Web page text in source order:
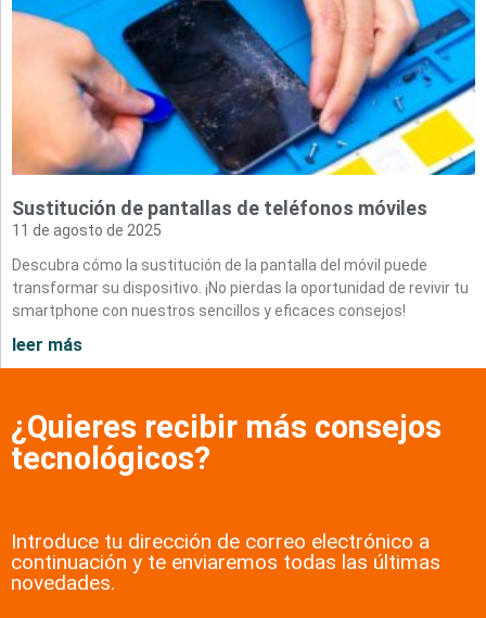
Sustitución de pantallas de teléfonos móviles
11 de agosto de 2025
Descubra cómo la sustitución de la pantalla del móvil puede
transformar su dispositivo. ¡No pierdas la oportunidad de revivir tu
smartphone con nuestros sencillos y eficaces consejos!
leer más
¿Quieres recibir más consejos
tecnológicos?
Introduce tu dirección de correo electrónico a
continuación y te enviaremos todas las últimas
novedades.